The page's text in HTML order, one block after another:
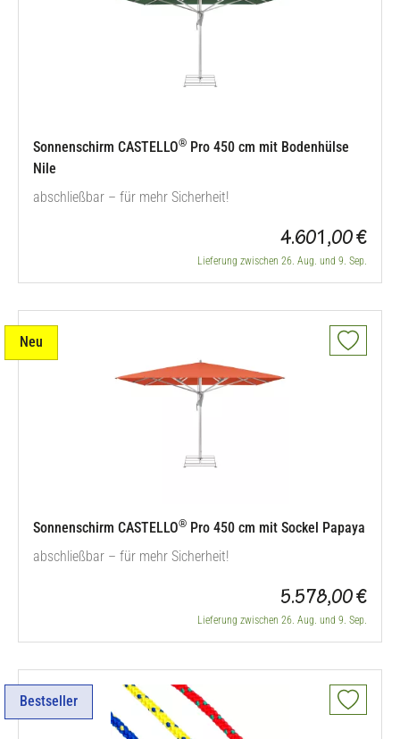
Sonnenschirm CASTELLO® Pro 450 cm mit Bodenhülse
Nile
abschließbar – für mehr Sicherheit!
4.601,00 €
Lieferung zwischen 26. Aug. und 9. Sep.
Neu
Sonnenschirm CASTELLO® Pro 450 cm mit Sockel Papaya
abschließbar – für mehr Sicherheit!
5.578,00 €
Lieferung zwischen 26. Aug. und 9. Sep.
Bestseller